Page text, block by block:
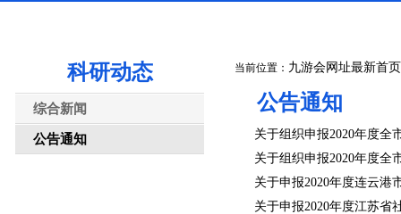
科研动态
综合新闻
公告通知
当前位置： 九游会网址最新首页
公告通知
关于组织申报2020年度全
关于组织申报2020年度全
关于申报2020年度连云港
关于申报2020年度江苏省